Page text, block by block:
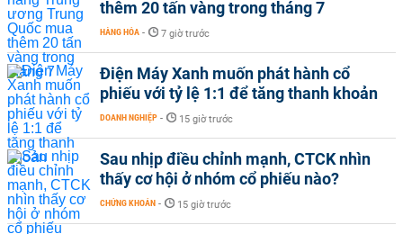
thêm 20 tấn vàng trong tháng 7
HÀNG HÓA - 7 giờ trước
Điện Máy Xanh muốn phát hành cổ
phiếu với tỷ lệ 1:1 để tăng thanh khoản
DOANH NGHIỆP - 15 giờ trước
Sau nhịp điều chỉnh mạnh, CTCK nhìn
thấy cơ hội ở nhóm cổ phiếu nào?
CHỨNG KHOÁN - 15 giờ trước